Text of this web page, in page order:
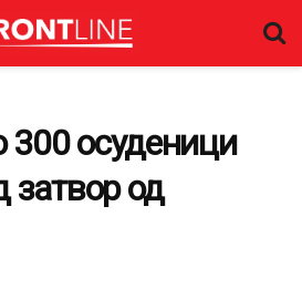
осуденици
затвор од